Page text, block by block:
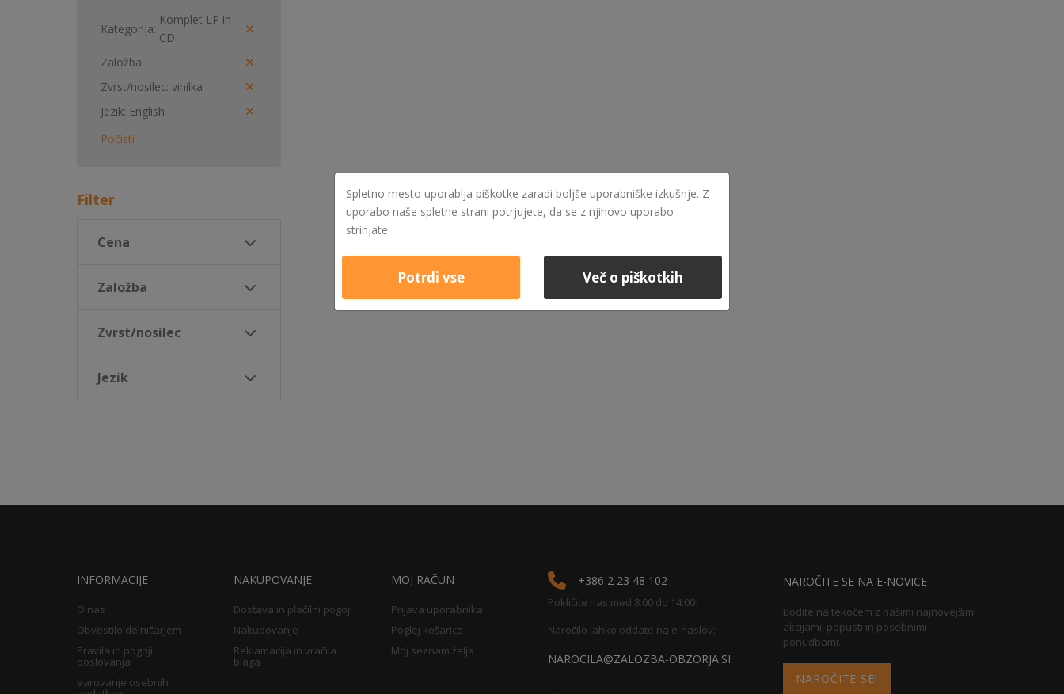
Kategorija
Komplet LP in
CD
Založba
Zvrst/nosilec vinilka
Jezik English
Počisti
Filter
Cena
Založba
Zvrst/nosilec
Jezik
INFORMACIJE
O nas
Obvestilo delničarjem
Pravila in pogoji
poslovanja
Varovanje osebnih
NAKUPOVANJE
Dostava in plačilni pogoji
Nakupovanje
Reklamacija in vračila
blaga
MOJ RAČUN
Prijava uporabnika
Poglej košarico
Moj seznam želja
+386 2 23 48 102
Pokličite nas med 8:00 do 14:00.
Naročilo lahko oddate na e-naslov:
NAROCILA@ZALOZBA-OBZORJA.SI
NAROČITE SE NA E-NOVICE
Bodite na tekočem z našimi najnovejšimi
akcijami, popusti in posebnimi
ponudbami.
NAROČITE SE!
Spletno mesto uporablja piškotke zaradi boljše uporabniške izkušnje. Z
uporabo naše spletne strani potrjujete, da se z njihovo uporabo
strinjate.
Potrdi vse Več o piškotkih